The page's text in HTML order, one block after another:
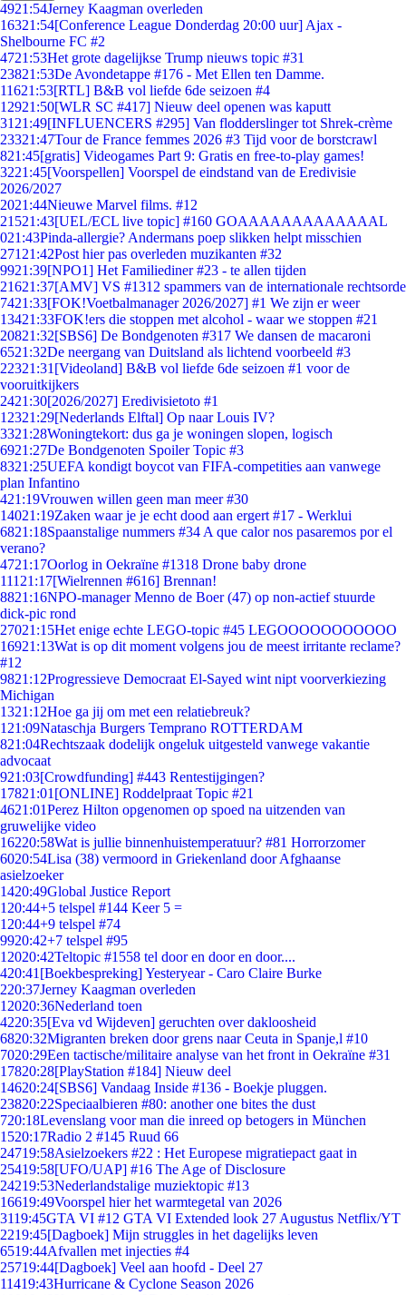
4921:54Jerney Kaagman overleden
16321:54[Conference League Donderdag 20:00 uur] Ajax -
Shelbourne FC #2
4721:53Het grote dagelijkse Trump nieuws topic #31
23821:53De Avondetappe #176 - Met Ellen ten Damme.
11621:53[RTL] B&B vol liefde 6de seizoen #4
12921:50[WLR SC #417] Nieuw deel openen was kaputt
31 21:49[INFLUENCERS #295] Van flodderslinger tot Shrek-crème
23321:47Tour de France femmes 2026 #3 Tijd voor de borstcrawl
821:45[gratis] Videogames Part 9: Gratis en free-to-play games!
3221:45[Voorspellen] Voorspel de eindstand van de Eredivisie
2026/2027
2021:44Nieuwe Marvel films. #12
21521:43[UEL/ECL live topic] #160 GOAAAAAAAAAAAAAL
021:43Pinda-allergie? Andermans poep slikken helpt misschien
271 21:42Post hier pas overleden muzikanten #32
9921:39[NPO1] Het Familiediner #23 - te allen tijden
21621:37[AMV] VS #1312 spammers van de internationale rechtsorde
7421:33[FOK!Voetbalmanager 2026/2027] #1 We zijn er weer
13421:33FOK!ers die stoppen met alcohol - waar we stoppen #21
20821:32[SBS6] De Bondgenoten #317 We dansen de macaroni
6521:32De neergang van Duitsland als lichtend voorbeeld #3
22321:31 [Videoland] B&B vol liefde 6de seizoen #1 voor de
vooruitkijkers
2421:30[2026/2027] Eredivisietoto #1
12321:29[Nederlands Elftal] Op naar Louis IV?
3321:28Woningtekort: dus ga je woningen slopen, logisch
6921:27De Bondgenoten Spoiler Topic #3
8321:25UEFA kondigt boycot van FIFA-competities aan vanwege
plan Infantino
421:19Vrouwen willen geen man meer #30
14021:19Zaken waar je je echt dood aan ergert #17 - Werklui
6821:18Spaanstalige nummers #34 A que calor nos pasaremos por el
verano?
4721:17Oorlog in Oekraïne #1318 Drone baby drone
111 21:17[Wielrennen #616] Brennan!
8821:16NPO-manager Menno de Boer (47) op non-actief stuurde
dick-pic rond
27021:15Het enige echte LEGO-topic #45 LEGOOOOOOOOOOO
16921:13Wat is op dit moment volgens jou de meest irritante reclame?
#12
9821:12Progressieve Democraat El-Sayed wint nipt voorverkiezing
Michigan
1321:12Hoe ga jij om met een relatiebreuk?
1 21:09Nataschja Burgers Temprano ROTTERDAM
821:04Rechtszaak dodelijk ongeluk uitgesteld vanwege vakantie
advocaat
921:03[Crowdfunding] #443 Rentestijgingen?
17821:01 [ONLINE] Roddelpraat Topic #21
4621:01Perez Hilton opgenomen op spoed na uitzenden van
gruwelijke video
16220:58Wat is jullie binnenhuistemperatuur? #81 Horrorzomer
6020:54Lisa (38) vermoord in Griekenland door Afghaanse
asielzoeker
1420:49Global Justice Report
1 20:44+5 telspel #144 Keer 5 =
1 20:44+9 telspel #74
9920:42+7 telspel #95
12020:42Teltopic #1558 tel door en door en door....
420:41 [Boekbespreking] Yesteryear - Caro Claire Burke
220:37Jerney Kaagman overleden
12020:36Nederland toen
4220:35[Eva vd Wijdeven] geruchten over dakloosheid
6820:32Migranten breken door grens naar Ceuta in Spanje,l #10
7020:29Een tactische/militaire analyse van het front in Oekraïne #31
17820:28[PlayStation #184] Nieuw deel
14620:24[SBS6] Vandaag Inside #136 - Boekje pluggen.
23820:22Speciaalbieren #80: another one bites the dust
720:18Levenslang voor man die inreed op betogers in München
1520:17Radio 2 #145 Ruud 66
24719:58Asielzoekers #22 : Het Europese migratiepact gaat in
25419:58[UFO/UAP] #16 The Age of Disclosure
24219:53Nederlandstalige muziektopic #13
16619:49Voorspel hier het warmtegetal van 2026
3119:45GTA VI #12 GTA VI Extended look 27 Augustus Netflix/YT
2219:45[Dagboek] Mijn struggles in het dagelijks leven
6519:44Afvallen met injecties #4
25719:44[Dagboek] Veel aan hoofd - Deel 27
11419:43Hurricane & Cyclone Season 2026